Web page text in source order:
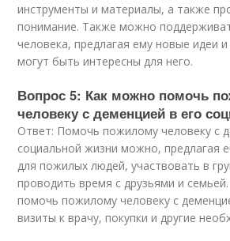
инструменты и материалы, а также
понимание. Также можно
человека, предлагая ему новые идеи
могут быть интересны для него.
Вопрос 5: Как можно помочь
человеку с деменцией в его
Ответ: Помочь пожилому человеку с
социальной жизни можно, предлагая
для пожилых людей, участвовать в
проводить время с друзьями и
помочь пожилому человеку с
визиты к врачу, покупки и другие